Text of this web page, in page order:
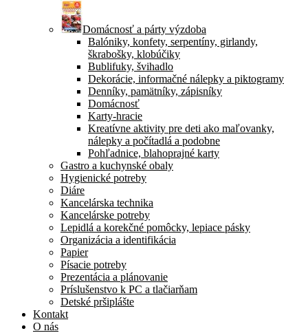
Domácnosť a párty výzdoba
Balóniky, konfety, serpentíny, girlandy,
škrabošky, klobúčiky
Bublifuky, švihadlo
Dekorácie, informačné nálepky a piktogramy
Denníky, pamätníky, zápisníky
Domácnosť
Karty-hracie
Kreatívne aktivity pre deti ako maľovanky,
nálepky a počítadlá a podobne
Pohľadnice, blahoprajné karty
Gastro a kuchynské obaly
Hygienické potreby
Diáre
Kancelárska technika
Kancelárske potreby
Lepidlá a korekčné pomôcky, lepiace pásky
Organizácia a identifikácia
Papier
Písacie potreby
Prezentácia a plánovanie
Príslušenstvo k PC a tlačiarňam
Detské pršiplášte
Kontakt
O nás